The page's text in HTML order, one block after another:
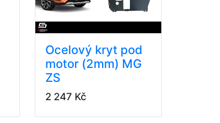
Ocelový kryt pod
motor (2mm) MG
ZS
2 247 Kč